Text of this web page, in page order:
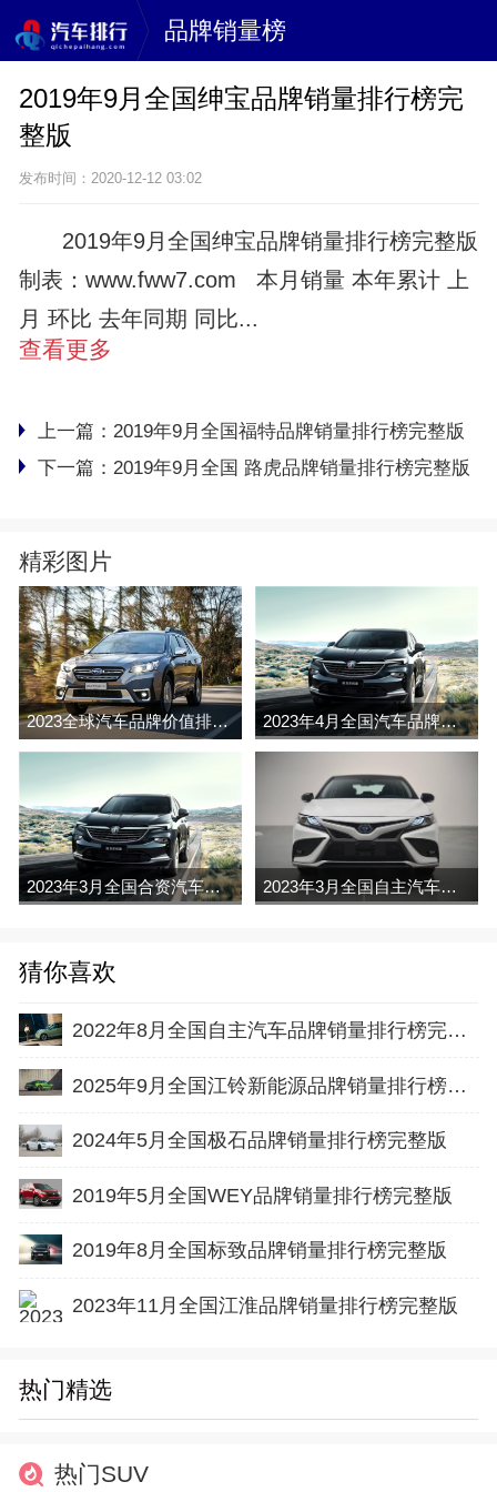
品牌销量榜
2019年9月全国绅宝品牌销量排行榜完
整版
发布时间：2020-12-12 03:02
2019年9月全国绅宝品牌销量排行榜完整版
制表：www.fww7.com 本月销量 本年累计 上
月 环比 去年同期 同比...
查看更多
上一篇： 2019年9月全国福特品牌销量排行榜完整版
下一篇： 2019年9月全国 路虎品牌销量排行榜完整版
精彩图片
2023全球汽车品牌价值排行榜（Brand Finance 2023年4月全国汽车品牌销量排行榜完整版
2023年3月全国合资汽车品牌销量排行榜完整版 2023年3月全国自主汽车品牌销量排行榜完整版
猜你喜欢
2022年8月全国自主汽车品牌销量排行榜完整版
2025年9月全国江铃新能源品牌销量排行榜完整版
2024年5月全国极石品牌销量排行榜完整版
2019年5月全国WEY品牌销量排行榜完整版
2019年8月全国标致品牌销量排行榜完整版
2023年11月全国江淮品牌销量排行榜完整版
热门精选
热门SUV